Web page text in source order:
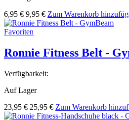
6,95 € 9,95 € Zum Warenkorb
Favoriten
Ronnie Fitness Belt -
Verfügbarkeit:
Auf Lager
23,95 € 25,95 € Zum Warenkorb